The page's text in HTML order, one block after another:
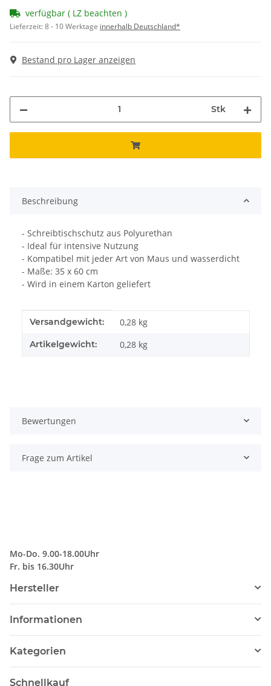
verfügbar ( LZ beachten )
Lieferzeit:8 - 10 Werktage innerhalb Deutschland*
Bestand pro Lager anzeigen
Stk
Beschreibung
- Schreibtischschutz aus Polyurethan
- Ideal für intensive Nutzung
- Kompatibel mit jeder Art von Maus und wasserdicht
- Maße: 35 x 60 cm
- Wird in einem Karton geliefert
Produkteigenschaft
Wert
Versandgewicht: 0,28 kg
Artikelgewicht: 0,28 kg
Bewertungen
Frage zum Artikel
Mo-Do. 9.00-18.00Uhr
Fr. bis 16.30Uhr
Hersteller
Informationen
Kategorien
Schnellkauf